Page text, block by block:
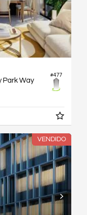
#477
Park Way
VENDIDO